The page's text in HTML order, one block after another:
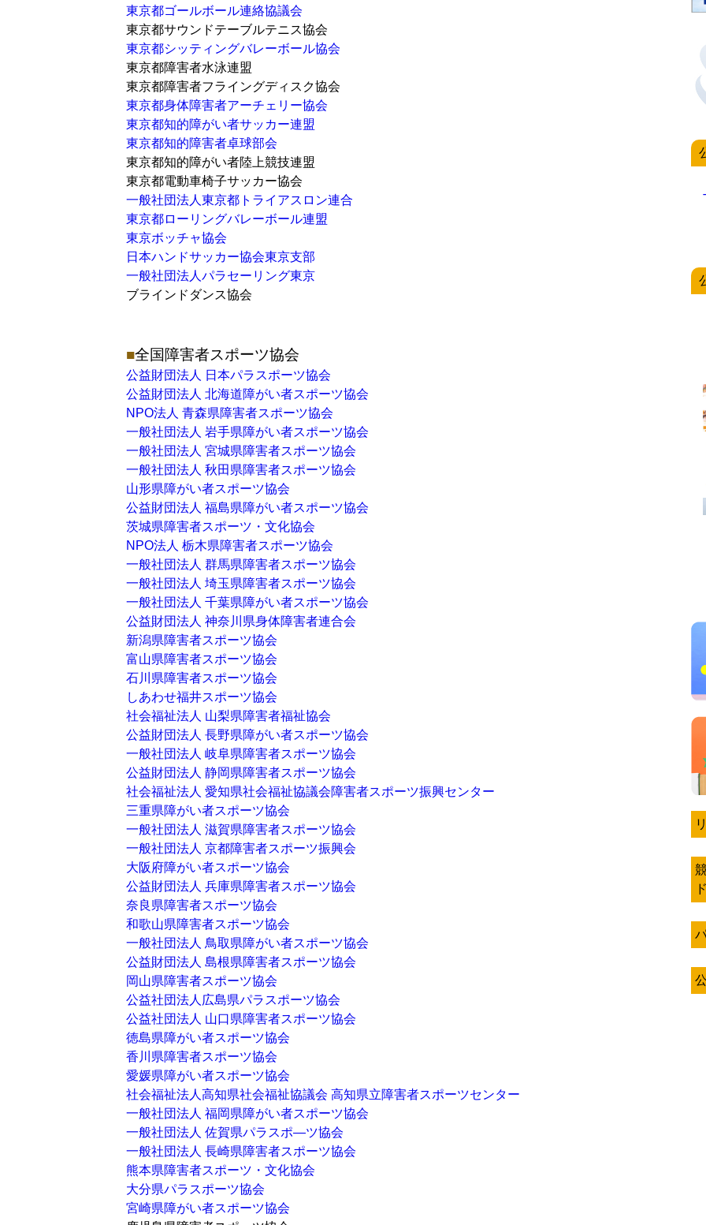
東京都ゴールボール連絡協議会
東京都サウンドテーブルテニス協会
東京都シッティングバレーボール協会
東京都障害者水泳連盟
東京都障害者フライングディスク協会
東京都身体障害者アーチェリー協会
東京都知的障がい者サッカー連盟
東京都知的障害者卓球部会
東京都知的障がい者陸上競技連盟
東京都電動車椅子サッカー協会
一般社団法人東京都トライアスロン連合
東京都ローリングバレーボール連盟
東京ボッチャ協会
日本ハンドサッカー協会東京支部
一般社団法人パラセーリング東京
ブラインドダンス協会
全国障害者スポーツ協会
公益財団法人 日本パラスポーツ協会
公益財団法人 北海道障がい者スポーツ協会
NPO法人 青森県障害者スポーツ協会
一般社団法人 岩手県障がい者スポーツ協会
一般社団法人 宮城県障害者スポーツ協会
一般社団法人 秋田県障害者スポーツ協会
山形県障がい者スポーツ協会
公益財団法人 福島県障がい者スポーツ協会
茨城県障害者スポーツ・文化協会
NPO法人 栃木県障害者スポーツ協会
一般社団法人 群馬県障害者スポーツ協会
一般社団法人 埼玉県障害者スポーツ協会
一般社団法人 千葉県障がい者スポーツ協会
公益財団法人 神奈川県身体障害者連合会
新潟県障害者スポーツ協会
富山県障害者スポーツ協会
石川県障害者スポーツ協会
しあわせ福井スポーツ協会
社会福祉法人 山梨県障害者福祉協会
公益財団法人 長野県障がい者スポーツ協会
一般社団法人 岐阜県障害者スポーツ協会
公益財団法人 静岡県障害者スポーツ協会
社会福祉法人 愛知県社会福祉協議会障害者スポーツ振興センター
三重県障がい者スポーツ協会
一般社団法人 滋賀県障害者スポーツ協会
一般社団法人 京都障害者スポーツ振興会
大阪府障がい者スポーツ協会
公益財団法人 兵庫県障害者スポーツ協会
奈良県障害者スポーツ協会
和歌山県障害者スポーツ協会
一般社団法人 鳥取県障がい者スポーツ協会
公益財団法人 島根県障害者スポーツ協会
岡山県障害者スポーツ協会
公益社団法人広島県パラスポーツ協会
公益社団法人 山口県障害者スポーツ協会
徳島県障がい者スポーツ協会
香川県障害者スポーツ協会
愛媛県障がい者スポーツ協会
社会福祉法人高知県社会福祉協議会 高知県立障害者スポーツセンター
一般社団法人 福岡県障がい者スポーツ協会
一般社団法人 佐賀県パラスポ―ツ協会
一般社団法人 長崎県障害者スポーツ協会
熊本県障害者スポーツ・文化協会
大分県パラスポーツ協会
宮崎県障がい者スポーツ協会